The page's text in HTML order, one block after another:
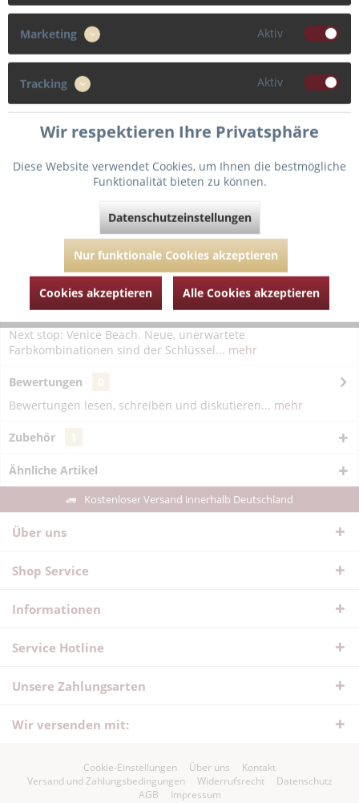
In denWarenkorb
MAR148-746-army-juice-38
Beschreibung
Next stop: Venice Beach. Neue, unerwartete
Farbkombinationen sind der Schlüssel... mehr
Bewertungen
Bewertungen lesen, schreiben und diskutieren... mehr
Zubehör
Ähnliche Artikel
Kostenloser Versand innerhalb Deutschland
Über uns
Shop Service
Informationen
Service Hotline
Unsere Zahlungsarten
Wir versenden mit:
Cookie-Einstellungen Über uns
Kontakt
Versand und Zahlungsbedingungen
Widerrufsrecht
Datenschutz
AGB
Impressum
Marketing Aktiv
Tracking Aktiv
Wir respektieren Ihre Privatsphäre
Diese Website verwendet Cookies, um Ihnen die bestmögliche
Funktionalität bieten zu können.
Datenschutzeinstellungen
Nur funktionale Cookies akzeptieren
Cookies akzeptieren Alle Cookies akzeptieren